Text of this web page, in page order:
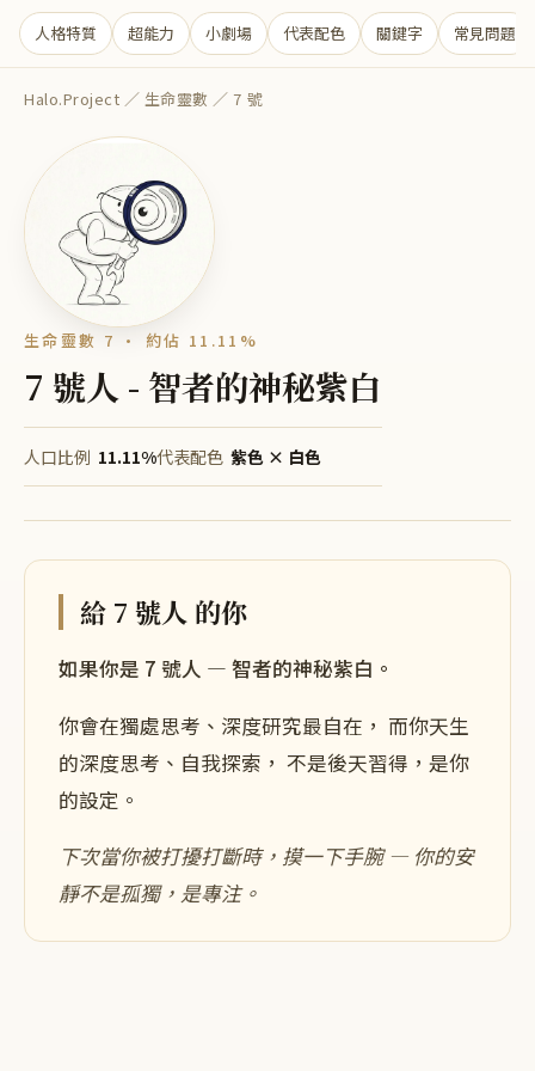
人格特質 超能力 小劇場 代表配色 關鍵字 常見問題
Halo.Project ／ 生命靈數 ／ 7 號
生命靈數 7 · 約佔 11.11%
7 號人 - 智者的神秘紫白
人口比例 11.11%代表配色 紫色 × 白色
給 7 號人 的你
如果你是 7 號人 — 智者的神秘紫白 。
你會在獨處思考、深度研究最自在， 而你天生
的深度思考 、 自我探索 ， 不是後天習得，是你
的設定。
下次當你被打擾打斷時，摸一下手腕 — 你的安
靜不是孤獨，是專注。